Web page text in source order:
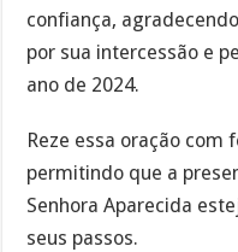
confiança,
por sua intercessão e
ano de 2024.
Reze essa oração com
permitindo que a
Senhora Aparecida
seus passos.